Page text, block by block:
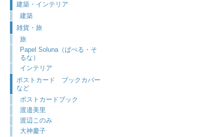
建築・インテリア
建築
雑貨・旅
旅
Papel Soluna（ぱぺる・そ
るな）
インテリア
ポストカード ブックカバー
など
ポストカードブック
渡邉美里
渡辺このみ
大神慶子